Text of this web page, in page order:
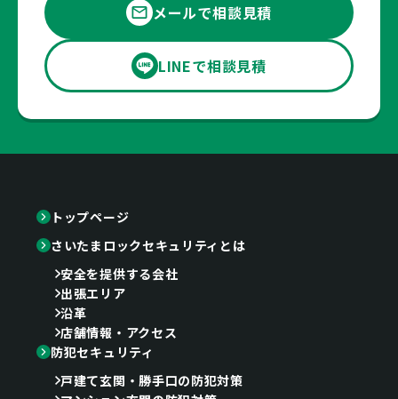
メールで相談見積
LINEで相談見積
トップページ
さいたまロックセキュリティとは
安全を提供する会社
出張エリア
沿革
店舗情報・アクセス
防犯セキュリティ
戸建て玄関・勝手口の防犯対策